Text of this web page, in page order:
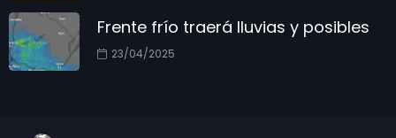
Frente frío traerá lluvias y posibles
23/04/2025